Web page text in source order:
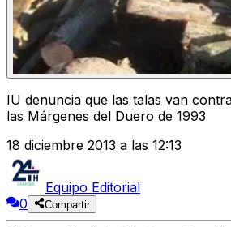
IU denuncia que las talas van
las Márgenes del Duero de 1993
18 diciembre 2013 a las 12:13
Equipo Editorial
0
Compartir